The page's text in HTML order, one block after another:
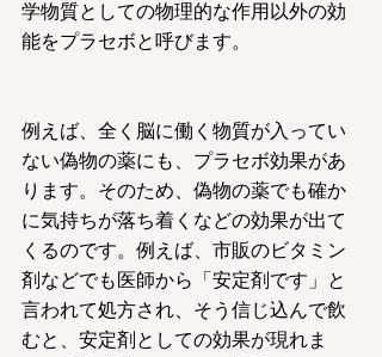
学物質としての物理的な作用以外の効
能をプラセボと呼びます。
例えば、全く脳に働く物質が入ってい
ない偽物の薬にも、プラセボ効果があ
ります。そのため、偽物の薬でも確か
に気持ちが落ち着くなどの効果が出て
くるのです。例えば、市販のビタミン
剤などでも医師から「安定剤です」と
言われて処方され、そう信じ込んで飲
むと、安定剤としての効果が現れま